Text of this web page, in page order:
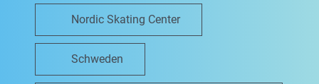
Nordic Skating Center
Schweden